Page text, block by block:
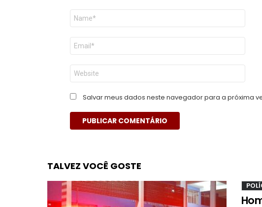
Nome
E-
mail
*
Site
Salvar meus dados neste navegador para a próxima
TALVEZ VOCÊ GOSTE